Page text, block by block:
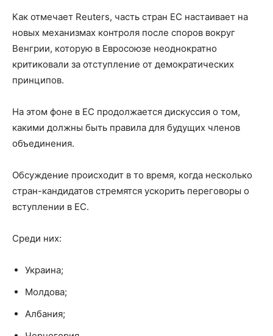
Как отмечает Reuters, часть стран ЕС настаивает на
новых механизмах контроля после споров вокруг
Венгрии, которую в Евросоюзе неоднократно
критиковали за отступление от демократических
принципов.
На этом фоне в ЕС продолжается дискуссия о том,
какими должны быть правила для будущих членов
объединения.
Обсуждение происходит в то время, когда несколько
стран-кандидатов стремятся ускорить переговоры о
вступлении в ЕС.
Среди них:
Украина;
Молдова;
Албания;